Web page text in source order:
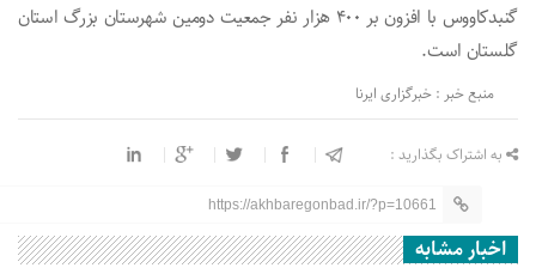
گنبدکاووس با افزون بر ۴۰۰ هزار نفر جمعیت دومین شهرستان بزرگ استان
گلستان است.
منبع خبر : خبرگزاری ایرنا
به اشتراک بگذارید :
https://akhbaregonbad.ir/?p=10661
اخبار مشابه